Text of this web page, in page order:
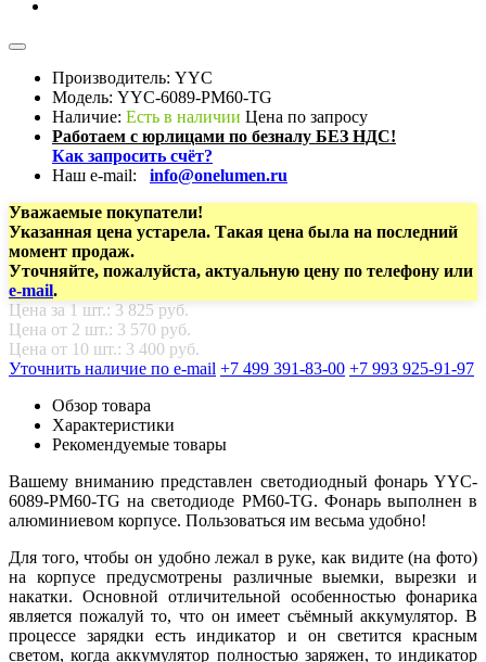
Производитель: YYC
Модель: YYC-6089-PM60-TG
Наличие: Есть в наличии Цена по запросу
Работаем с юрлицами по безналу БЕЗ НДС!
Как запросить счёт?
Наш e-mail: info@onelumen.ru
Уважаемые покупатели!
Указанная цена устарела. Такая цена была на последний
момент продаж.
Уточняйте, пожалуйста, актуальную цену по телефону или
e-mail.
Цена за 1 шт.: 3 825 руб.
Цена от 2 шт.: 3 570 руб.
Цена от 10 шт.: 3 400 руб.
Уточнить наличие по e-mail +7 499 391-83-00 +7 993 925-91-97
Обзор товара
Характеристики
Рекомендуемые товары
Вашему вниманию представлен светодиодный фонарь YYC-
6089-PM60-TG на светодиоде PM60-TG. Фонарь выполнен в
алюминиевом корпусе. Пользоваться им весьма удобно!
Для того, чтобы он удобно лежал в руке, как видите (на фото)
на корпусе предусмотрены различные выемки, вырезки и
накатки. Основной отличительной особенностью фонарика
является пожалуй то, что он имеет съёмный аккумулятор. В
процессе зарядки есть индикатор и он светится красным
светом, когда аккумулятор полностью заряжен, то индикатор